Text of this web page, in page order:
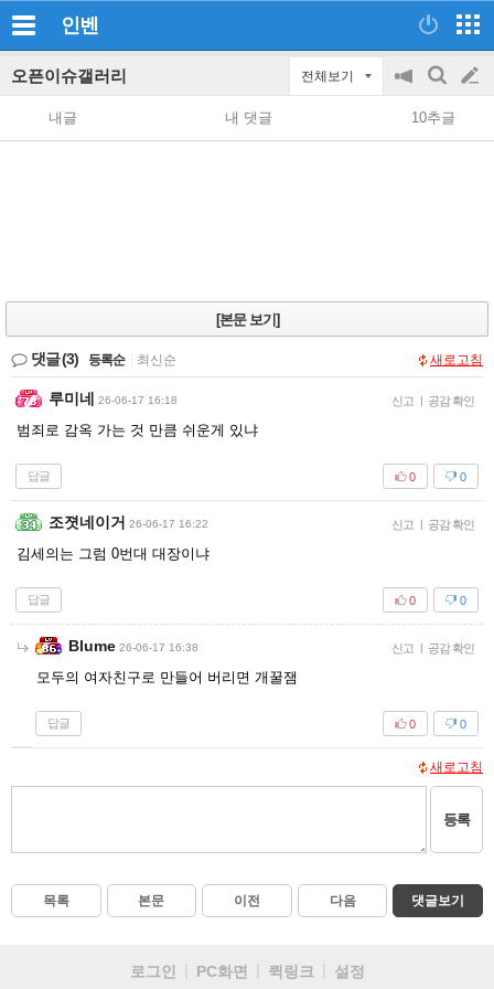
인벤
오픈이슈갤러리 전체보기
공
지
on/off
검
색
글
쓰
내글 내 댓글 10추글
[본문 보기]
댓글(3) 등록순 최신순 새로고침
루미네 26-06-17 16:18 신고 | 공감 확인
범죄로 감옥 가는 것 만큼 쉬운게 있냐
답글 0
0
조졋네이거 26-06-17 16:22 신고 | 공감 확인
김세의는 그럼 0번대 대장이냐
답글 0
0
Blume 26-06-17 16:38 신고 | 공감 확인
모두의 여자친구로 만들어 버리면 개꿀잼
답글 0
0
새로고침
등록
목록 본문 이전 다음 댓글보기
로그인 PC화면 퀵링크 설정